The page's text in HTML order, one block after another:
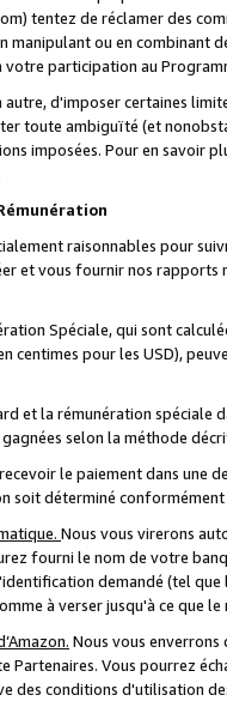
tentez de réclamer des
manipulant ou en combinant
participation au
autre, d'imposer certaines
toute ambiguïté (et
imposées. Pour en savoir
raisonnables pour
et vous fournir nos
Spéciale, qui sont
centimes pour les USD),
et la rémunération spéciale
selon la méthode
le paiement dans une
soit déterminé
Nous vous virerons
fourni le nom de votre
demandé (tel que
à verser jusqu'à ce que
Nous vous
Vous pourrez
des conditions d'utilisation